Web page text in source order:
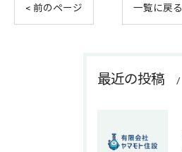
< 前のページ 一覧に戻る
最近の投稿